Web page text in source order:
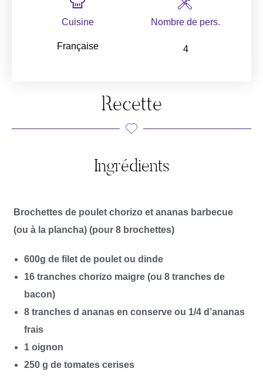
Cuisine
Française
Nombre de pers.
4
Recette
Ingrédients
Brochettes de poulet chorizo et ananas barbecue
(ou à la plancha) (pour 8 brochettes)
600g de filet de poulet ou dinde
16 tranches chorizo maigre (ou 8 tranches de
bacon)
8 tranches d ananas en conserve ou 1/4 d’ananas
frais
1 oignon
250 g de tomates cerises